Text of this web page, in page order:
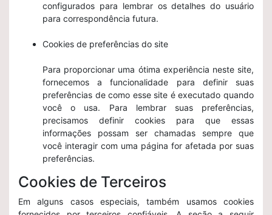
configurados para lembrar os detalhes do usuário
para correspondência futura.
Cookies de preferências do site
Para proporcionar uma ótima experiência neste site,
fornecemos a funcionalidade para definir suas
preferências de como esse site é executado quando
você o usa. Para lembrar suas preferências,
precisamos definir cookies para que essas
informações possam ser chamadas sempre que
você interagir com uma página for afetada por suas
preferências.
Cookies de Terceiros
Em alguns casos especiais, também usamos cookies